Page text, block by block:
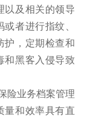
以及相关的领导
者进行指纹、
护，定期检查和
和黑客入侵导致
险业务档案管理
量和效率具有直